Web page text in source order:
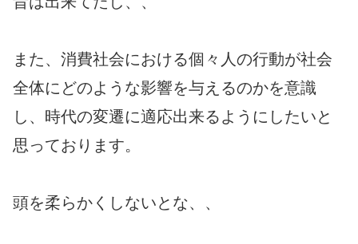
また、消費社会における個々人の行動が社会
全体にどのような影響を与えるのかを意識
し、時代の変遷に適応出来るようにしたいと
思っております。
頭を柔らかくしないとな、、